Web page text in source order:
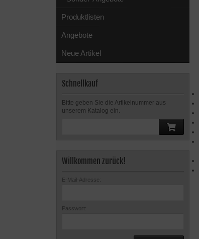
Produktlisten
Angebote
Neue Artikel
Schnellkauf
Bitte geben Sie die Artikelnummer aus
unserem Katalog ein.
Willkommen zurück!
E-Mail-Adresse:
Passwort: